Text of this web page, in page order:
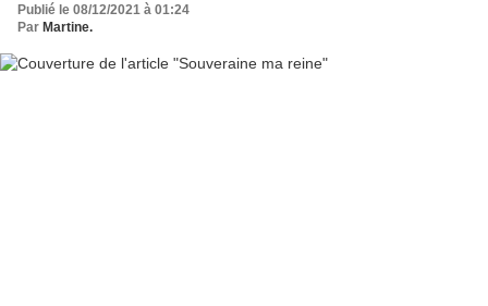
Publié le 08/12/2021 à 01:24
Par Martine.